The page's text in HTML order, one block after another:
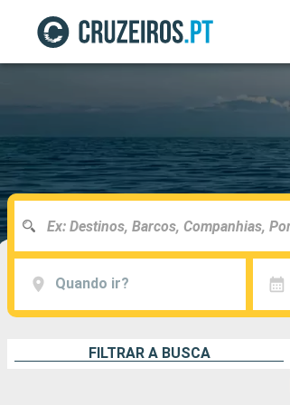
Quando ir?
FILTRAR A BUSCA